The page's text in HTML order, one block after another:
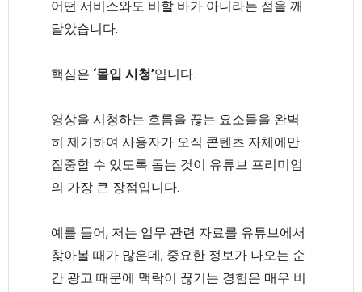
어떤 서비스와도 비할 바가 아니라는 점을 깨
달았습니다.
핵심은 ‘몰입 시청’입니다.
영상을 시청하는 흐름을 끊는 요소들을 완벽
히 제거하여 사용자가 오직 콘텐츠 자체에만
집중할 수 있도록 돕는 것이 유튜브 프리미엄
의 가장 큰 장점입니다.
예를 들어, 저는 업무 관련 자료를 유튜브에서
찾아볼 때가 많은데, 중요한 정보가 나오는 순
간 광고 때문에 맥락이 끊기는 경험은 매우 비